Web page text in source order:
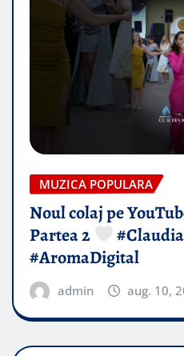
MUZICA POPULARA
Noul colaj pe
Partea 2
#AromaDigital
admin aug. 10,